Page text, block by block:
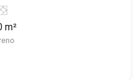
para você: -
no mercado
m²